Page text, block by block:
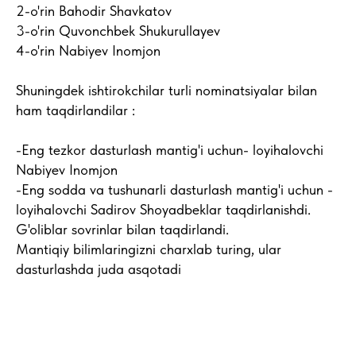
2-o'rin Bahodir Shavkatov
3-o'rin Quvonchbek Shukurullayev
4-o'rin Nabiyev Inomjon
Shuningdek ishtirokchilar turli nominatsiyalar bilan
ham taqdirlandilar :
-Eng tezkor dasturlash mantig'i uchun- loyihalovchi
Nabiyev Inomjon
-Eng sodda va tushunarli dasturlash mantig'i uchun -
loyihalovchi Sadirov Shoyadbeklar taqdirlanishdi.
G'oliblar sovrinlar bilan taqdirlandi.
Mantiqiy bilimlaringizni charxlab turing, ular
dasturlashda juda asqotadi